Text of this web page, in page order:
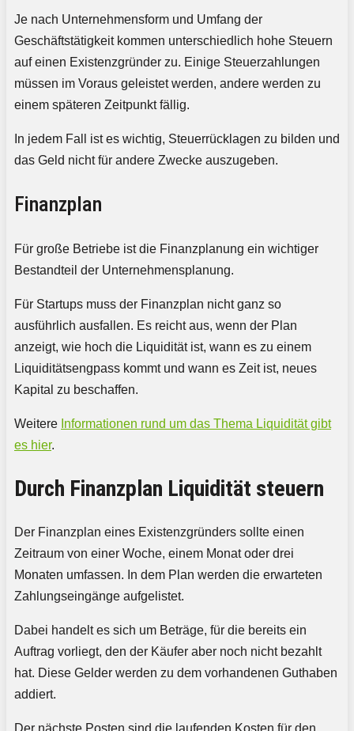
Je nach Unternehmensform und Umfang der
Geschäftstätigkeit kommen unterschiedlich hohe Steuern
auf einen Existenzgründer zu. Einige Steuerzahlungen
müssen im Voraus geleistet werden, andere werden zu
einem späteren Zeitpunkt fällig.
In jedem Fall ist es wichtig, Steuerrücklagen zu bilden und
das Geld nicht für andere Zwecke auszugeben.
Finanzplan
Für große Betriebe ist die Finanzplanung ein wichtiger
Bestandteil der Unternehmensplanung.
Für Startups muss der Finanzplan nicht ganz so
ausführlich ausfallen. Es reicht aus, wenn der Plan
anzeigt, wie hoch die Liquidität ist, wann es zu einem
Liquiditätsengpass kommt und wann es Zeit ist, neues
Kapital zu beschaffen.
Weitere Informationen rund um das Thema Liquidität gibt
es hier.
Durch Finanzplan Liquidität steuern
Der Finanzplan eines Existenzgründers sollte einen
Zeitraum von einer Woche, einem Monat oder drei
Monaten umfassen. In dem Plan werden die erwarteten
Zahlungseingänge aufgelistet.
Dabei handelt es sich um Beträge, für die bereits ein
Auftrag vorliegt, den der Käufer aber noch nicht bezahlt
hat. Diese Gelder werden zu dem vorhandenen Guthaben
addiert.
Der nächste Posten sind die laufenden Kosten für den